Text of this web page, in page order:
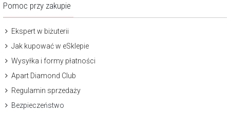
Pomoc przy zakupie
Ekspert w biżuterii
Jak kupować w eSklepie
Wysyłka i formy płatności
Apart Diamond Club
Regulamin sprzedaży
Bezpieczeństwo